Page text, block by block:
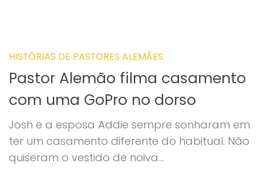
HISTÓRIAS DE PASTORES ALEMÃES
Pastor Alemão filma casamento
com uma GoPro no dorso
Josh e a esposa Addie sempre sonharam em
ter um casamento diferente do habitual. Não
quiseram o vestido de noiva...